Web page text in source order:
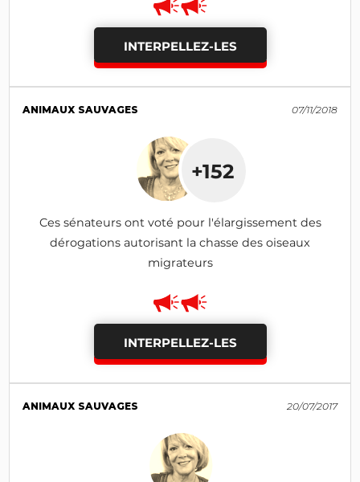
INTERPELLEZ-LES
ANIMAUX SAUVAGES 07/11/2018
+152
Ces sénateurs ont voté pour l'élargissement des
dérogations autorisant la chasse des oiseaux
migrateurs
INTERPELLEZ-LES
ANIMAUX SAUVAGES 20/07/2017